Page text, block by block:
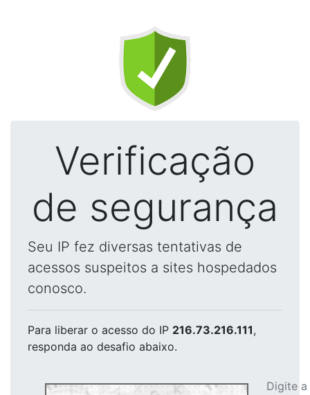
Verificação
de segurança
Seu IP fez diversas tentativas de
acessos suspeitos a sites hospedados
conosco.
Para liberar o acesso do IP 216.73.216.111,
responda ao desafio abaixo.
Digite